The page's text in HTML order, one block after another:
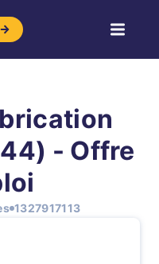
- Offre
1327917113